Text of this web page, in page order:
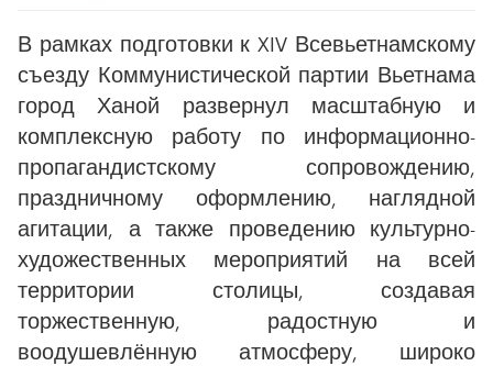
В рамках подготовки к XIV Всевьетнамскому
съезду Коммунистической партии Вьетнама
город Ханой развернул масштабную и
комплексную работу по информационно-
пропагандистскому сопровождению,
праздничному оформлению, наглядной
агитации, а также проведению культурно-
художественных мероприятий на всей
территории столицы, создавая
торжественную, радостную и
воодушевлённую атмосферу, широко